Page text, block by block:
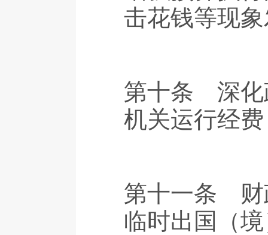
击花钱等现
第十条 深化
机关运行经
第十一条 财
临时出国（